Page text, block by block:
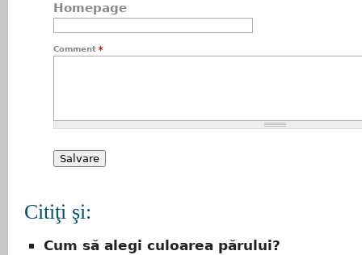
Homepage
Comment *
Citiţi şi:
Cum să alegi culoarea părului?